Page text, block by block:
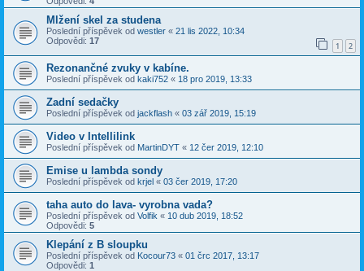
Mlžení skel za studena
Poslední příspěvek od westler « 21 lis 2022, 10:34
Odpovědi: 17 1 2
Rezonančné zvuky v kabíne.
Poslední příspěvek od kaki752 « 18 pro 2019, 13:33
Zadní sedačky
Poslední příspěvek od jackflash « 03 zář 2019, 15:19
Video v Intellilink
Poslední příspěvek od MartinDYT « 12 čer 2019, 12:10
Emise u lambda sondy
Poslední příspěvek od krjel « 03 čer 2019, 17:20
taha auto do lava- vyrobna vada?
Poslední příspěvek od Volfik « 10 dub 2019, 18:52
Odpovědi: 5
Klepání z B sloupku
Poslední příspěvek od Kocour73 « 01 črc 2017, 13:17
Odpovědi: 1